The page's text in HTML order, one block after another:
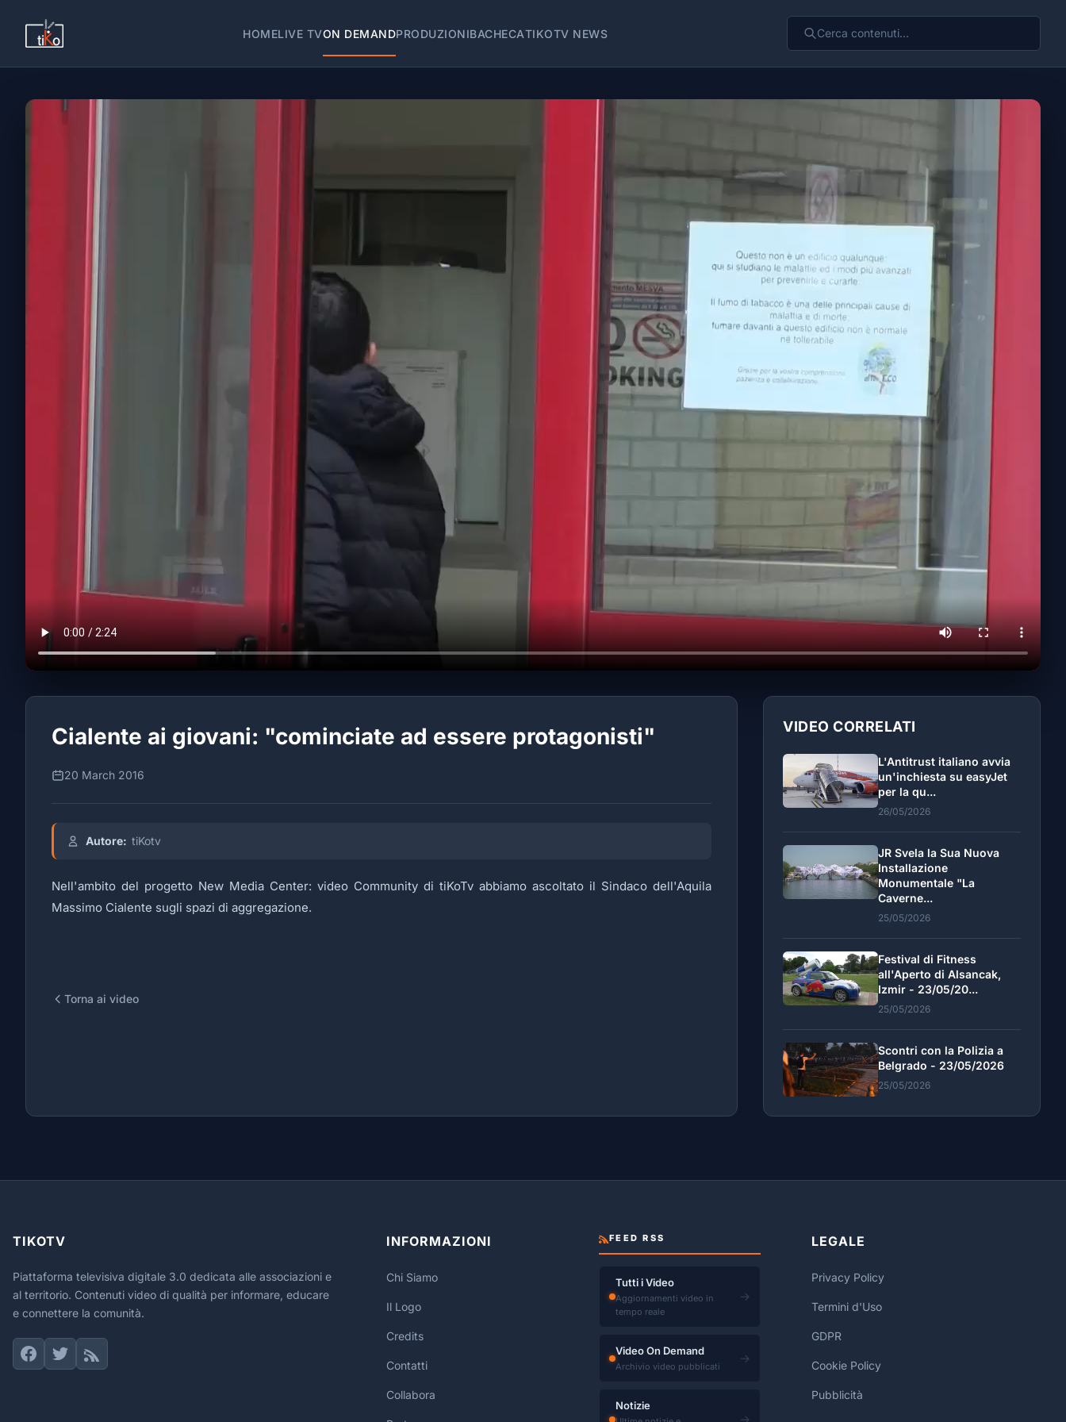
HOMELIVE TVON DEMANDPRODUZIONIBACHECATIKOTV NEWS
Cialente ai giovani: "cominciate ad essere protagonisti"
20 March 2016
Autore: tiKotv
Nell'ambito del progetto New Media Center: video Community di tiKoTv abbiamo ascoltato il Sindaco dell'Aquila
Massimo Cialente sugli spazi di aggregazione.
Torna ai video
VIDEO CORRELATI
L'Antitrust italiano avvia
un'inchiesta su easyJet
per la qu...
26/05/2026
JR Svela la Sua Nuova
Installazione
Monumentale "La
Caverne...
25/05/2026
Festival di Fitness
all'Aperto di Alsancak,
Izmir - 23/05/20...
25/05/2026
Scontri con la Polizia a
Belgrado - 23/05/2026
25/05/2026
TIKOTV
Piattaforma televisiva digitale 3.0 dedicata alle associazioni e
al territorio. Contenuti video di qualità per informare, educare
e connettere la comunità.
INFORMAZIONI
Chi Siamo
Il Logo
Credits
Contatti
Collabora
FEED RSS
Tutti i Video
Aggiornamenti video in
tempo reale
→
Video On Demand
Archivio video pubblicati
→
Notizie
LEGALE
Privacy Policy
Termini d'Uso
GDPR
Cookie Policy
Pubblicità